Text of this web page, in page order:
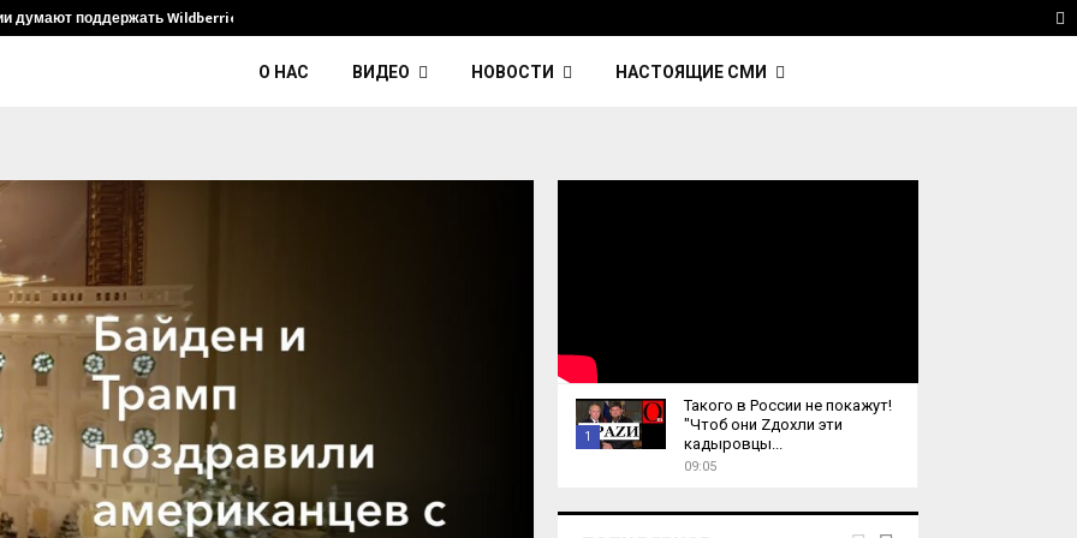
думают поддержать Wildberries и его…
О НАС ВИДЕО НОВОСТИ НАСТОЯЩИЕ СМИ
1
u
Такого в России не покажут!
"Чтоб они Zдохли эти
кадыровцы...
09:05